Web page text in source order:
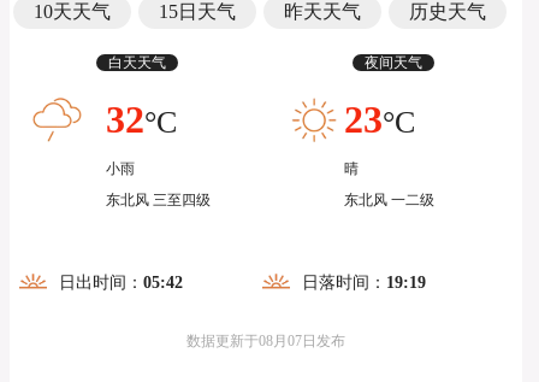
10天天气 15日天气 昨天天气 历史天气
白天天气
32°C
小雨
东北风 三至四级
夜间天气
23°C
晴
东北风 一二级
日出时间： 05:42 日落时间： 19:19
数据更新于08月07日发布